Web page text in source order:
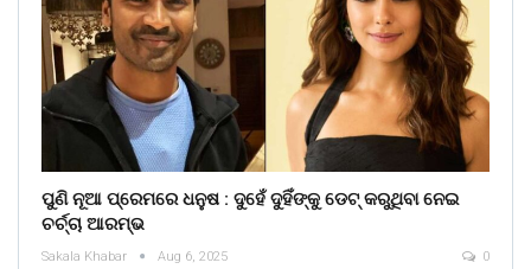
ପୁଣି ନୂଆ ପ୍ରେମରେ ଧନୁଷ : ଦୁହେଁ ଦୁହିଁଙ୍କୁ ଡେଟ୍ କରୁଥିବା ନେଇ
ଚର୍ଚ୍ଚା ଆରମ୍ଭ
Sakala Khabar Aug 6, 2025 0